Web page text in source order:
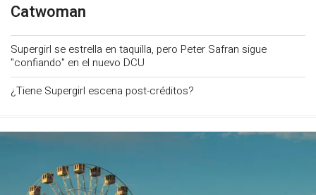
Catwoman
Supergirl se estrella en taquilla, pero Peter Safran sigue
"confiando" en el nuevo DCU
¿Tiene Supergirl escena post-créditos?